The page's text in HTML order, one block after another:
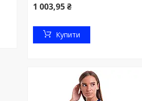
1 003,95 ₴
Купити